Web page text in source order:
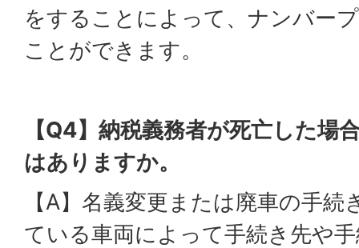
をすることによって、ナンバー
ことができます。
【Q4】納税義務者が死亡した場
はありますか。
【A】名義変更または廃車の手
ている車両によって手続き先や